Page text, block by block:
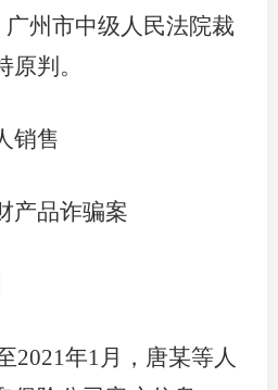
广州市中级人民法院裁
判。
售
品诈骗案
年1月，唐某等人